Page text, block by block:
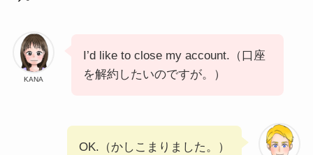
KANA
I’d like to close my account.（口座
を解約したいのですが。）
OK.（かしこまりました。）